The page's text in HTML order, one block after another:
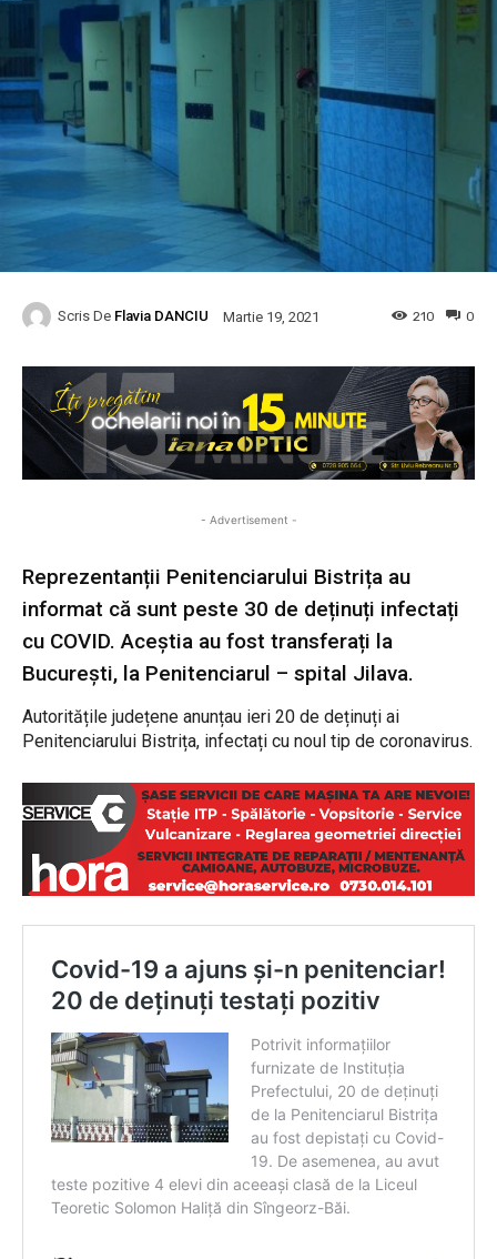
Scris De Flavia DANCIU Martie 19, 2021 0
210
- Advertisement -
Reprezentanții Penitenciarului Bistrița au
informat că sunt peste 30 de deținuți infectați
cu COVID. Aceștia au fost transferați la
București, la Penitenciarul – spital Jilava.
Autoritățile județene anunțau ieri 20 de deținuți ai
Penitenciarului Bistrița, infectați cu noul tip de coronavirus.